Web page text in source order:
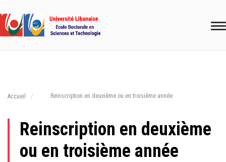
Accueil Reinscription en deuxième ou en troisième année
Reinscription en deuxième
ou en troisième année